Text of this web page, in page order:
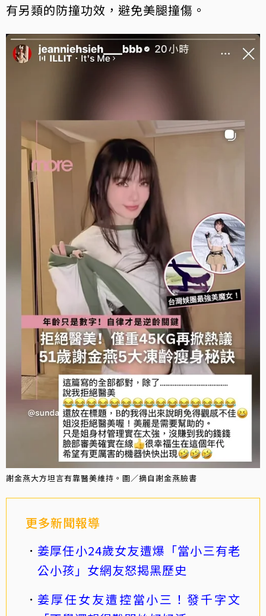
有另類的防撞功效，避免美腿撞傷。
謝金燕大方坦言有靠醫美維持。圖／摘自謝金燕臉書
更多新聞報導
姜厚任小24歲女友遭爆「當小三有老
公小孩」女網友怒揭黑歷史
姜厚任女友遭控當小三！發千字文